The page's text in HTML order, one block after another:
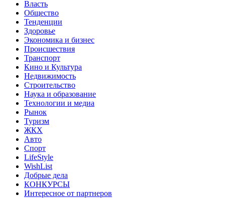
Власть
Общество
Тенденции
Здоровье
Экономика и бизнес
Происшествия
Транспорт
Кино и Культура
Недвижимость
Строительство
Наука и образование
Технологии и медиа
Рынок
Туризм
ЖКХ
Авто
Спорт
LifeStyle
WishList
Добрые дела
КОНКУРСЫ
Интересное от партнеров